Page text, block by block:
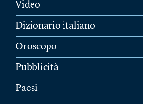
Video
Dizionario italiano
Oroscopo
Pubblicità
Paesi